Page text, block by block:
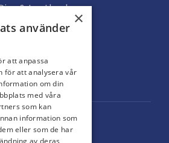
& Lantbruk
Köpvillkor
Portar
×
använder
att anpassa
för att analysera vår
om din
med våra
som kan
information som
eller som de har
av deras